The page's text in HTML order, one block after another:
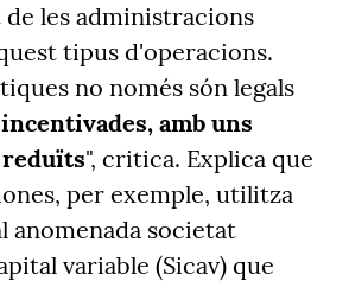
les administracions
tipus d'operacions.
no només són legals
incentivades, amb uns
", critica. Explica que
per exemple, utilitza
anomenada societat
variable (Sicav) que